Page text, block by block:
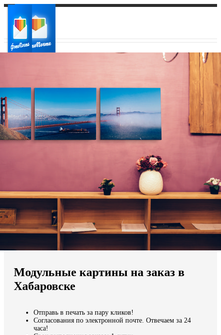
Ваш город:
Ваш регион доставки
Выберите из списка:
Мы доставляем по всему миру
Продолжить без города
Модульные картины на заказ в
Хабаровске
Отправь в печать за пару кликов!
Согласования по электронной почте. Отвечаем за 24
часа!